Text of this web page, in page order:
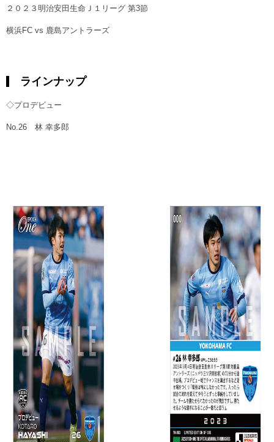
学生インターンシップ
スタータークラブ
スペシャルコンテンツ
試合日程・結果
アカデミー選手
フェニックスクラブ
サッカースクール
２０２３明治安田生命Ｊ１リーグ 第3節
横浜FC vs 鹿島アントラーズ
ラインナップ
◇プロデビュー
No.26 林 幸多郎